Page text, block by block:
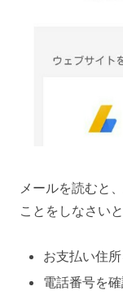
メールを読むと
ことをしなさいと
お支払い住所
電話番号を確